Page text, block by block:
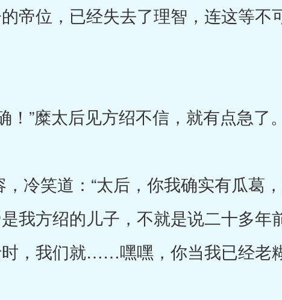
帝位，已经失去了理智，连这等不
”糜太后见方绍不信，就有点急了。
笑道：“太后，你我确实有瓜葛
我方绍的儿子，不就是说二十多年
，我们就……嘿嘿，你当我已经老